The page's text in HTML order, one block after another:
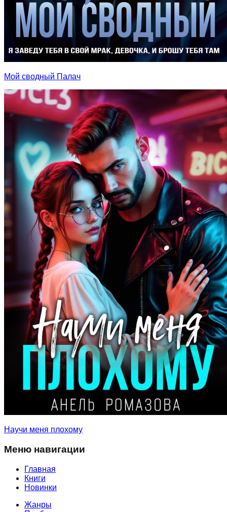
Мой сводный Палач
Научи меня плохому
Меню навигации
Главная
Книги
Новинки
Жанры